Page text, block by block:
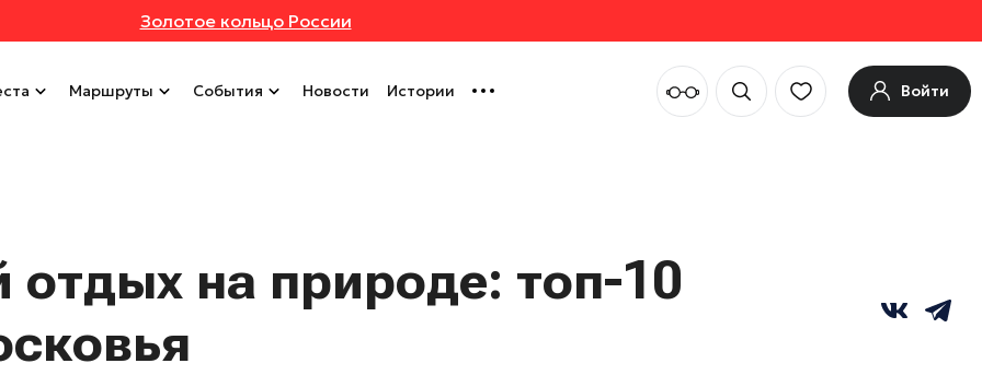
Золотое кольцо России
Маршруты События Новости Истории Войти
на природе: топ-10